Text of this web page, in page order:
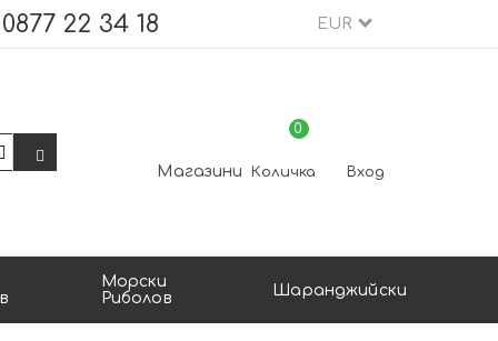
0877 22 34 18 EUR
Магазини Количка
0
Вход
Морски
Риболов
Шаранджийски